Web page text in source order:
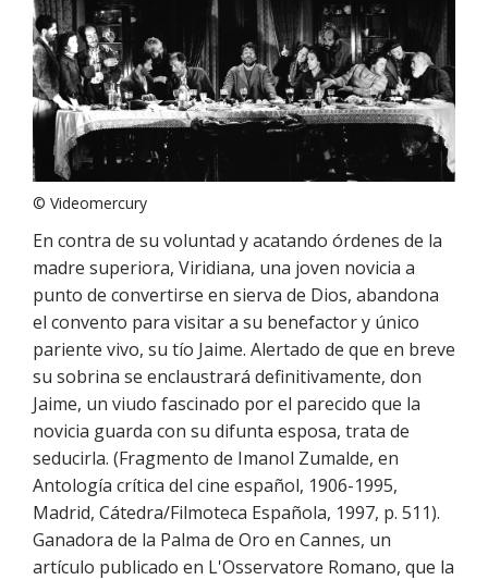
© Videomercury
En contra de su voluntad y acatando órdenes de la
madre superiora, Viridiana, una joven novicia a
punto de convertirse en sierva de Dios, abandona
el convento para visitar a su benefactor y único
pariente vivo, su tío Jaime. Alertado de que en breve
su sobrina se enclaustrará definitivamente, don
Jaime, un viudo fascinado por el parecido que la
novicia guarda con su difunta esposa, trata de
seducirla. (Fragmento de Imanol Zumalde, en
Antología crítica del cine español, 1906-1995,
Madrid, Cátedra/Filmoteca Española, 1997, p. 511).
Ganadora de la Palma de Oro en Cannes, un
artículo publicado en L'Osservatore Romano, que la